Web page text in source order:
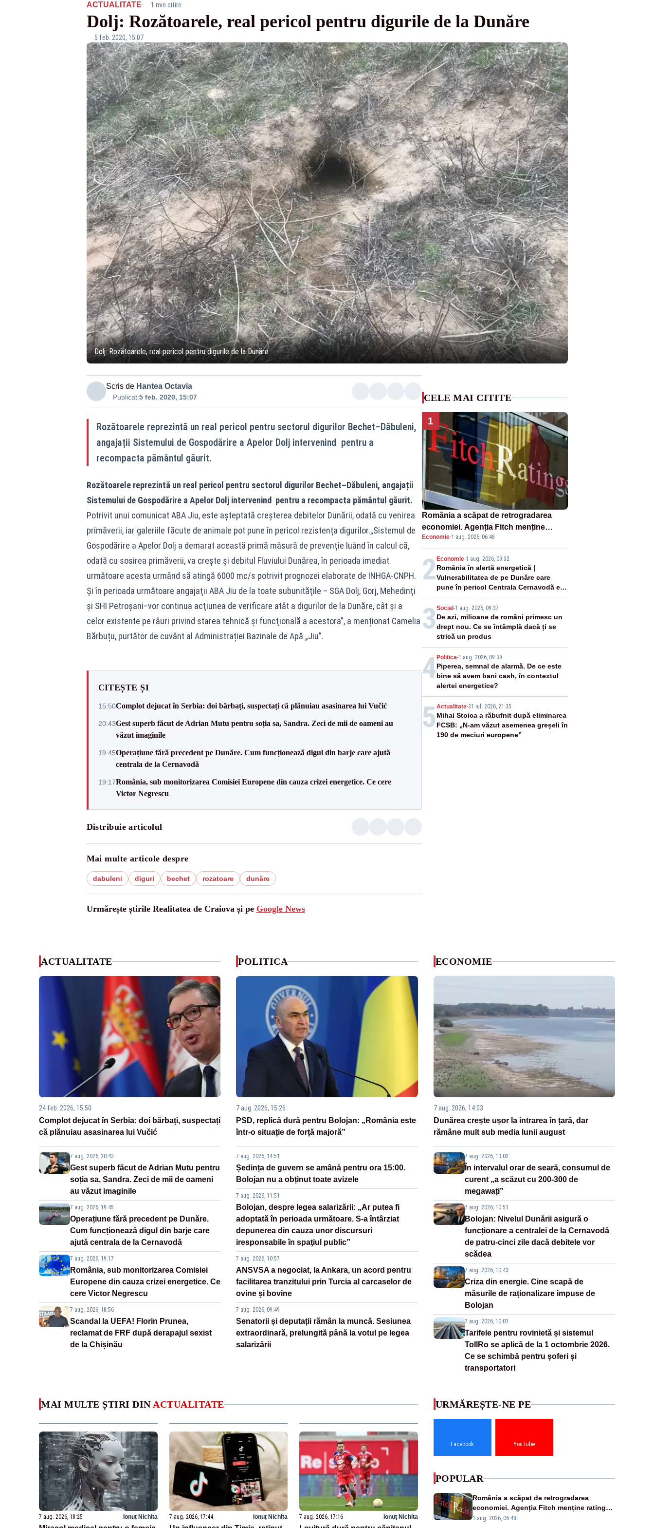
ACTUALITATE· 1 min citire
Dolj: Rozătoarele, real pericol pentru digurile de la Dunăre
5 feb. 2020, 15:07
Dolj: Rozătoarele, real pericol pentru digurile de la Dunăre
Scris de Hantea Octavia
Publicat:5 feb. 2020, 15:07
Rozătoarele reprezintă un real pericol pentru sectorul digurilor Bechet–Dăbuleni,
angajații Sistemului de Gospodărire a Apelor Dolj intervenind pentru a
recompacta pământul găurit.
Rozătoarele reprezintă un real pericol pentru sectorul digurilor Bechet–Dăbuleni, angajații
Sistemului de Gospodărire a Apelor Dolj intervenind pentru a recompacta pământul găurit.
Potrivit unui comunicat ABA Jiu, este așteptată creșterea debitelor Dunării, odată cu venirea
primăverii, iar galeriile făcute de animale pot pune în pericol rezistența digurilor.„Sistemul de
Gospodărire a Apelor Dolj a demarat această primă măsură de prevenţie luând în calcul că,
odată cu sosirea primăverii, va creşte şi debitul Fluviului Dunărea, în perioada imediat
următoare acesta urmând să atingă 6000 mc/s potrivit prognozei elaborate de INHGA-CNPH.
Şi în perioada următoare angajaţii ABA Jiu de la toate subunităţile – SGA Dolj, Gorj, Mehedinţi
şi SHI Petroşani–vor continua acţiunea de verificare atât a digurilor de la Dunăre, cât şi a
celor existente pe râuri privind starea tehnică şi funcţională a acestora”, a menționat Camelia
Bărbuțu, purtător de cuvânt al Administrației Bazinale de Apă „Jiu”.
CITEȘTE ȘI
15:50Complot dejucat în Serbia: doi bărbați, suspectați că plănuiau asasinarea lui Vučić
20:43Gest superb făcut de Adrian Mutu pentru soția sa, Sandra. Zeci de mii de oameni au
văzut imaginile
19:45Operațiune fără precedent pe Dunăre. Cum funcționează digul din barje care ajută
centrala de la Cernavodă
19:17România, sub monitorizarea Comisiei Europene din cauza crizei energetice. Ce cere
Victor Negrescu
Distribuie articolul
Mai multe articole despre
dabuleni diguri bechet rozatoare dunăre
Urmărește știrile Realitatea de Craiova și pe Google News
CELE MAI CITITE
1
România a scăpat de retrogradarea
economiei. Agenția Fitch menține
ratingul „BBB-” cu perspectivă
negativă
Economie·1 aug. 2026, 06:48
2 Economie-1 aug. 2026, 09:32
România în alertă energetică |
Vulnerabilitatea de pe Dunăre care
pune în pericol Centrala Cernavodă era
cunoscută de pe vremea lui Ceaușescu
3 Social -1 aug. 2026, 09:37
De azi, milioane de români primesc un
drept nou. Ce se întâmplă dacă ți se
strică un produs
4 Politica-1 aug. 2026, 09:39
Piperea, semnal de alarmă. De ce este
bine să avem bani cash, în contextul
alertei energetice?
5 Actualitate-31 iul. 2026, 21:35
Mihai Stoica a răbufnit după eliminarea
FCSB: „N-am văzut asemenea greșeli în
190 de meciuri europene”
ACTUALITATE
24 feb. 2026, 15:50
Complot dejucat în Serbia: doi bărbați, suspectați
că plănuiau asasinarea lui Vučić
7 aug. 2026, 20:43
Gest superb făcut de Adrian Mutu pentru
soția sa, Sandra. Zeci de mii de oameni
au văzut imaginile
7 aug. 2026, 19:45
Operațiune fără precedent pe Dunăre.
Cum funcționează digul din barje care
ajută centrala de la Cernavodă
7 aug. 2026, 19:17
România, sub monitorizarea Comisiei
Europene din cauza crizei energetice. Ce
cere Victor Negrescu
7 aug. 2026, 18:56
Scandal la UEFA! Florin Prunea,
reclamat de FRF după derapajul sexist
de la Chișinău
POLITICA
7 aug. 2026, 15:26
PSD, replică dură pentru Bolojan: „România este
într-o situație de forță majoră”
7 aug. 2026, 14:51
Ședința de guvern se amână pentru ora 15:00.
Bolojan nu a obținut toate avizele
7 aug. 2026, 11:51
Bolojan, despre legea salarizării: „Ar putea fi
adoptată în perioada următoare. S-a întârziat
depunerea din cauza unor discursuri
iresponsabile în spaţiul public”
7 aug. 2026, 10:57
ANSVSA a negociat, la Ankara, un acord pentru
facilitarea tranzitului prin Turcia al carcaselor de
ovine și bovine
7 aug. 2026, 09:49
Senatorii și deputații rămân la muncă. Sesiunea
extraordinară, prelungită până la votul pe legea
salarizării
ECONOMIE
7 aug. 2026, 14:03
Dunărea crește ușor la intrarea în țară, dar
rămâne mult sub media lunii august
7 aug. 2026, 13:02
În intervalul orar de seară, consumul de
curent „a scăzut cu 200-300 de
megawați”
7 aug. 2026, 10:51
Bolojan: Nivelul Dunării asigură o
funcționare a centralei de la Cernavodă
de patru-cinci zile dacă debitele vor
scădea
7 aug. 2026, 10:43
Criza din energie. Cine scapă de
măsurile de raționalizare impuse de
Bolojan
7 aug. 2026, 10:01
Tarifele pentru rovinietă și sistemul
TollRo se aplică de la 1 octombrie 2026.
Ce se schimbă pentru șoferi și
transportatori
MAI MULTE ȘTIRI DIN ACTUALITATE
7 aug. 2026, 18:25 Ionuț Nichita 7 aug. 2026, 17:44 Ionuț Nichita 7 aug. 2026, 17:16 Ionuț Nichita
URMĂREȘTE-NE PE
Facebook YouTube
POPULAR
România a scăpat de retrogradarea
economiei. Agenția Fitch menține ratingul
„BBB-” cu perspectivă negativă
1 aug. 2026, 06:48